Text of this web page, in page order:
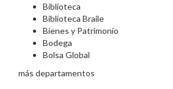
Biblioteca
Biblioteca Braile
Bienes y Patrimonio
Bodega
Bolsa Global
más departamentos